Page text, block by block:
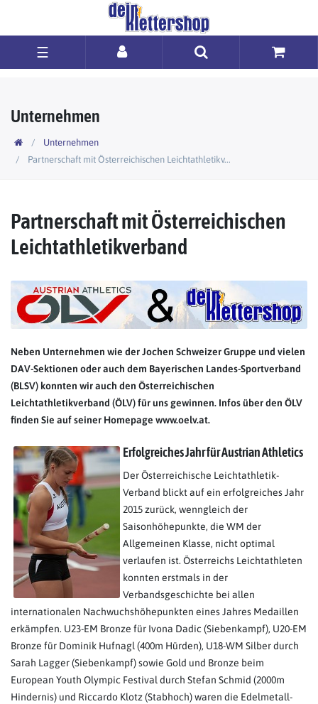
☰
Unternehmen
Unternehmen
Partnerschaft mit Österreichischen Leichtathletikv...
Partnerschaft mit Österreichischen
Leichtathletikverband
Neben Unternehmen wie der Jochen Schweizer Gruppe und vielen
DAV-Sektionen oder auch dem Bayerischen Landes-Sportverband
(BLSV) konnten wir auch den Österreichischen
Leichtathletikverband (ÖLV) für uns gewinnen. Infos über den ÖLV
finden Sie auf seiner Homepage www.oelv.at.
Erfolgreiches Jahr für Austrian Athletics
Der Österreichische Leichtathletik-
Verband blickt auf ein erfolgreiches Jahr
2015 zurück, wenngleich der
Saisonhöhepunkte, die WM der
Allgemeinen Klasse, nicht optimal
verlaufen ist. Österreichs Leichtathleten
konnten erstmals in der
Verbandsgeschichte bei allen
internationalen Nachwuchshöhepunkten eines Jahres Medaillen
erkämpfen. U23-EM Bronze für Ivona Dadic (Siebenkampf), U20-EM
Bronze für Dominik Hufnagl (400m Hürden), U18-WM Silber durch
Sarah Lagger (Siebenkampf) sowie Gold und Bronze beim
European Youth Olympic Festival durch Stefan Schmid (2000m
Hindernis) und Riccardo Klotz (Stabhoch) waren die Edelmetall-